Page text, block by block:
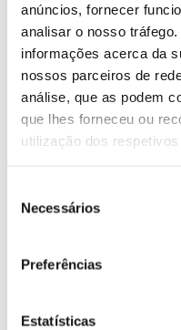
anúncios, fornecer
analisar o nosso
informações acerca da
nossos parceiros de
análise, que as podem
que lhes forneceu ou
utilização dos respetivos
Necessários
Preferências
Estatísticas